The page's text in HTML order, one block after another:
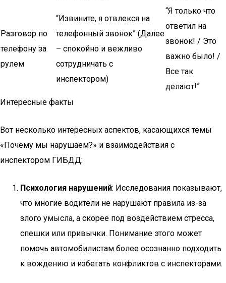
Разговор по
телефону за
рулем
“Извините, я отвлекся на
телефонный звонок” (Далее
– спокойно и вежливо
сотрудничать с
инспектором)
“Я только что
ответил на
звонок! / Это
важно было! /
Все так
делают!”
Интересные факты
Вот несколько интересных аспектов, касающихся темы
«Почему мы нарушаем?» и взаимодействия с
инспектором ГИБДД:
Психология нарушений: Исследования показывают,
что многие водители не нарушают правила из-за
злого умысла, а скорее под воздействием стресса,
спешки или привычки. Понимание этого может
помочь автомобилистам более осознанно подходить
к вождению и избегать конфликтов с инспекторами.